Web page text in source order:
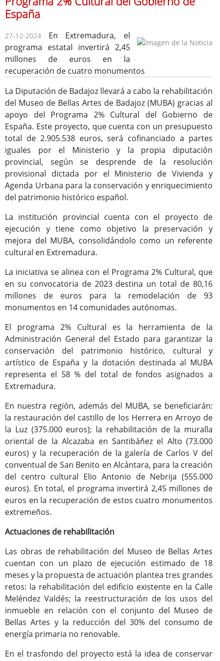
Consulta de Subvenciones
Programas Culturales
Programas Deportivos
España
27-12-2024 En Extremadura, el
programa estatal invertirá 2,45
millones de euros en la
recuperación de cuatro monumentos
La Diputación de Badajoz llevará a cabo la rehabilitación
del Museo de Bellas Artes de Badajoz (MUBA) gracias al
apoyo del Programa 2% Cultural del Gobierno de
España. Este proyecto, que cuenta con un presupuesto
total de 2.905.538 euros, será cofinanciado a partes
iguales por el Ministerio y la propia diputación
provincial, según se desprende de la resolución
provisional dictada por el Ministerio de Vivienda y
Agenda Urbana para la conservación y enriquecimiento
del patrimonio histórico español.
La institución provincial cuenta con el proyecto de
ejecución y tiene como objetivo la preservación y
mejora del MUBA, consolidándolo como un referente
cultural en Extremadura.
La iniciativa se alinea con el Programa 2% Cultural, que
en su convocatoria de 2023 destina un total de 80,16
millones de euros para la remodelación de 93
monumentos en 14 comunidades autónomas.
El programa 2% Cultural es la herramienta de la
Administración General del Estado para garantizar la
conservación del patrimonio histórico, cultural y
artístico de España y la dotación destinada al MUBA
representa el 58 % del total de fondos asignados a
Extremadura.
En nuestra región, además del MUBA, se beneficiarán:
la restauración del castillo de los Herrera en Arroyo de
la Luz (375.000 euros); la rehabilitación de la muralla
oriental de la Alcazaba en Santibáñez el Alto (73.000
euros) y la recuperación de la galería de Carlos V del
conventual de San Benito en Alcántara, para la creación
del centro cultural Elio Antonio de Nebrija (555.000
euros). En total, el programa invertirá 2,45 millones de
euros en la recuperación de estos cuatro monumentos
extremeños.
Actuaciones de rehabilitación
Las obras de rehabilitación del Museo de Bellas Artes
cuentan con un plazo de ejecución estimado de 18
meses y la propuesta de actuación plantea tres grandes
retos: la rehabilitación del edificio existente en la Calle
Meléndez Valdés; la reestructuración de los usos del
inmueble en relación con el conjunto del Museo de
Bellas Artes y la reducción del 30% del consumo de
energía primaria no renovable.
En el trasfondo del proyecto está la idea de conservar